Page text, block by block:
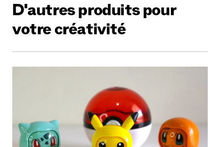
D'autres produits pour
votre créativité